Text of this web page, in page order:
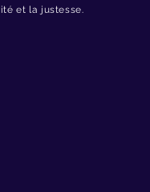
et la justesse.